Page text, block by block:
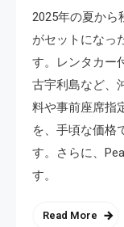
2025年の夏から
がセットになっ
す。レンタカー
古宇利島など、
料や事前座席指
を、手頃な価格
す。さらに、
す。
Read More